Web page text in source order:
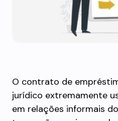
O contrato de
jurídico extremamente
em relações informais